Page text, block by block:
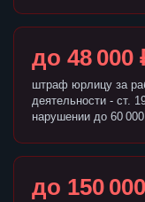
до 48 000
штраф юрлицу за
деятельности - ст.
нарушении до 60
до 150